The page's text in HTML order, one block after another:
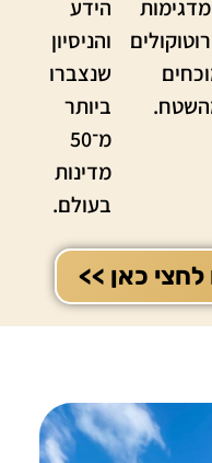
הידע
והניסיון
שנצברו
ביותר
מ־50
מדינות
בעולם.
כאן >>